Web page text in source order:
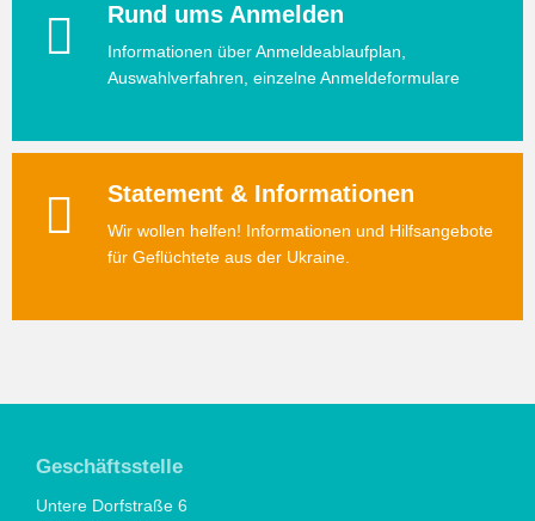
Rund ums Anmelden
Informationen über Anmeldeablaufplan,
Auswahlverfahren, einzelne Anmeldeformulare
Statement & Informationen
Wir wollen helfen! Informationen und Hilfsangebote
für Geflüchtete aus der Ukraine.
Geschäftsstelle
Untere Dorfstraße 6